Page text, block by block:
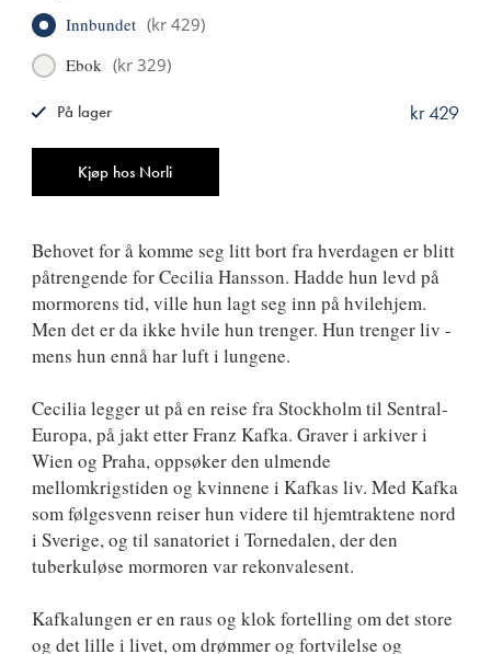
Innbundet (kr 429)
Ebok (kr 329)
Kjøp hos Norli
kr 429
På lager
Behovet for å komme seg litt bort fra hverdagen er blitt
påtrengende for Cecilia Hansson. Hadde hun levd på
mormorens tid, ville hun lagt seg inn på hvilehjem.
Men det er da ikke hvile hun trenger. Hun trenger liv -
mens hun ennå har luft i lungene.
Cecilia legger ut på en reise fra Stockholm til Sentral-
Europa, på jakt etter Franz Kafka. Graver i arkiver i
Wien og Praha, oppsøker den ulmende
mellomkrigstiden og kvinnene i Kafkas liv. Med Kafka
som følgesvenn reiser hun videre til hjemtraktene nord
i Sverige, og til sanatoriet i Tornedalen, der den
tuberkuløse mormoren var rekonvalesent.
Kafkalungen er en raus og klok fortelling om det store
og det lille i livet, om drømmer og fortvilelse og